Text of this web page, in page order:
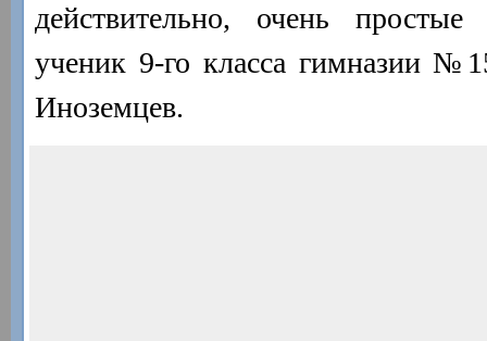
действительно, очень
ученик 9-го класса гимназии
Иноземцев.